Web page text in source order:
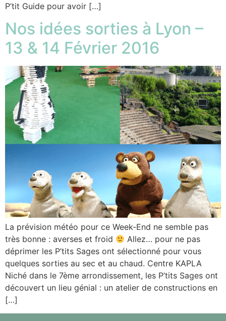
P’tit Guide pour avoir […]
Nos idées sorties à Lyon –
13 & 14 Février 2016
La prévision météo pour ce Week-End ne semble pas
très bonne : averses et froid
Allez… pour ne pas
déprimer les P’tits Sages ont sélectionné pour vous
quelques sorties au sec et au chaud. Centre KAPLA
Niché dans le 7ème arrondissement, les P’tits Sages ont
découvert un lieu génial : un atelier de constructions en
[…]